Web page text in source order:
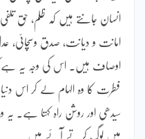
انسان جانتے ہیں کہ ظلم، حق
امانت و دیانت، صدق وسچائی،
اوصاف ہیں۔ اس کی وجہ یہ ہے
فطرت کا وہ الہام لے کر اس دنیا
سیدھی اور روشن راہ کہتا ہے۔ یہ
میں لوگ کرتے آئے ہیں۔